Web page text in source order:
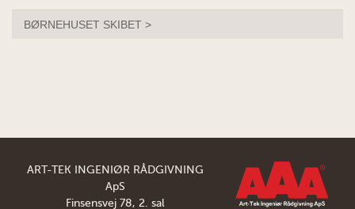
BØRNEHUSET SKIBET >
ART-TEK INGENIØR RÅDGIVNING
ApS
Finsensvej 78, 2. sal